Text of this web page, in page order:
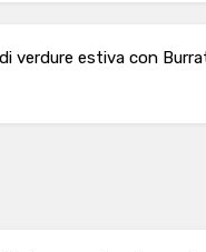
verdure estiva con